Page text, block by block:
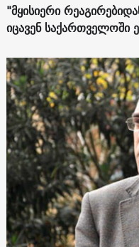
"მყისიერი
იცავენ